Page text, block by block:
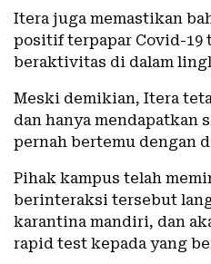
Itera juga memastikan
positif terpapar Covid-19
beraktivitas di dalam
Meski demikian, Itera
dan hanya mendapatkan
pernah bertemu dengan
Pihak kampus telah
berinteraksi tersebut
karantina mandiri, dan
rapid test kepada yang